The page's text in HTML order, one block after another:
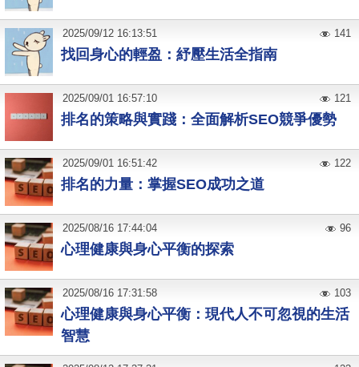
找回身心的輕盈：紓壓生活全指南
2025/09/12 16:13:51 141
排名的策略與實踐：全面解析SEO競爭優勢
2025/09/01 16:57:10 121
排名的力量：掌握SEO成功之道
2025/09/01 16:51:42 122
心理健康與身心平衡的探索
2025/08/16 17:44:04 96
心理健康與身心平衡：現代人不可忽視的生活
智慧
2025/08/16 17:31:58 103